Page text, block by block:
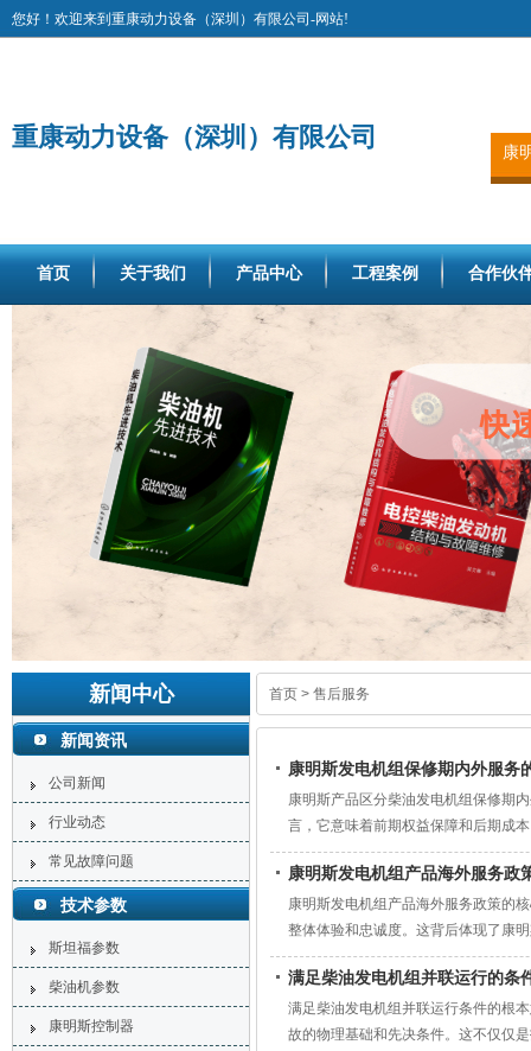
您好！欢迎来到重康动力设备（深圳）有限公司-网站!
重康动力设备（深圳）有限公司
康
首页 关于我们 产品中心 工程案例 合作伙
新闻中心
新闻资讯
公司新闻
行业动态
常见故障问题
技术参数
斯坦福参数
柴油机参数
康明斯控制器
首页 > 售后服务
康明斯发电机组保修期内外服务
康明斯产品区分柴油发电机组保修期
言，它意味着前期权益保障和后期成
参与设备全生命周期管理，最终提升
康明斯发电机组产品海外服务政
康明斯发电机组产品海外服务政策的
整体体验和忠诚度。这背后体现了康
满足柴油发电机组并联运行的条
满足柴油发电机组并联运行条件的根
故的物理基础和先决条件。这不仅仅